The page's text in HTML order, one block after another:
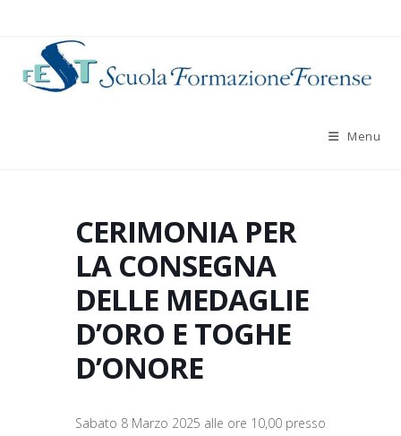
contenuto
Menu
CERIMONIA PER
LA CONSEGNA
DELLE MEDAGLIE
D’ORO E TOGHE
D’ONORE
Sabato 8 Marzo 2025 alle ore 10,00 presso